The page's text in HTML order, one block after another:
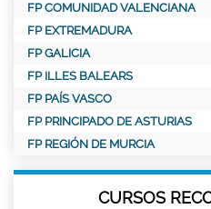
FP COMUNIDAD VALENCIANA
FP EXTREMADURA
FP GALICIA
FP ILLES BALEARS
FP PAÍS VASCO
FP PRINCIPADO DE ASTURIAS
FP REGIÓN DE MURCIA
CURSOS